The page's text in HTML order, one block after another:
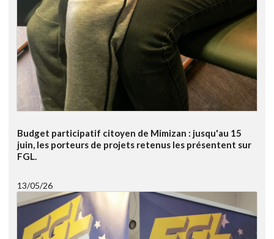
Budget participatif citoyen de Mimizan : jusqu'au 15
juin, les porteurs de projets retenus les présentent sur
FGL.
13/05/26